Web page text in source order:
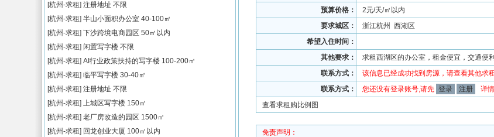
预算价格：
2元/天/㎡以内
要求城区：
浙江杭州 西湖区
希望入住时间：
其他要求：
求租西湖区的办公室，租金便宜，交通便
联系方式：
该信息已经成功找到房源，请查看其他求
联系方式：
您还没有登录账号,请先 登录 注册
详
查看求租购比例图
免责声明：
[杭州-求租] 注册地址 不限
[杭州-求租] 半山小面积办公室 40-100㎡
[杭州-求租] 下沙跨境电商园区 50㎡以内
[杭州-求租] 闲置写字楼 不限
[杭州-求租] AI行业政策扶持的写字楼 100-200㎡
[杭州-求租] 临平写字楼 30-40㎡
[杭州-求租] 注册地址 不限
[杭州-求租] 上城区写字楼 150㎡
[杭州-求租] 老厂房改造的园区 1500㎡
[杭州-求租] 回龙创业大厦 100㎡以内